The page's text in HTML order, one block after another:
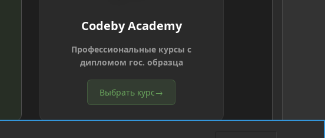
Codeby Academy
Профессиональные курсы с
дипломом гос. образца
Выбрать курс→